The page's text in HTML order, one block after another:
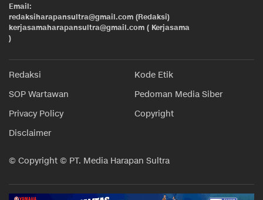
Email:
redaksiharapansultra@gmail.com (Redaksi)
kerjasamaharapansultra@gmail.com ( Kerjasama
)
Redaksi
Kode Etik
SOP Wartawan
Pedoman Media Siber
Privacy Policy
Copyright
Disclaimer
© Copyright © PT. Media Harapan Sultra